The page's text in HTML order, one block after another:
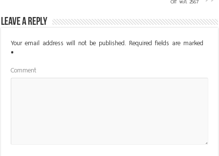
Leave a Reply
Your email address will not be published. Required fields are marked
*
Comment